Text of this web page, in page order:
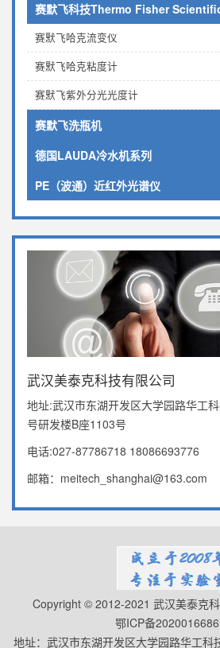
赛默飞科技Thermo Fisher
赛默飞哈克流变仪
赛默飞哈克粘度计
赛默飞紫外分光光度计
赛默飞洗瓶机
德国LAUDA冷水机系列
PE（波通）近红外光谱仪
武汉美泰克科技有限公司
地址:武汉市东湖开发区大学园路华工
号研发楼B座1103号
电话:027-87786718 18086693776
邮箱：meitech_shanghai@163.com
Copyright © 2012-2021 武汉美泰克
鄂ICP备
地址：武汉市东湖开发区大学园路华工科